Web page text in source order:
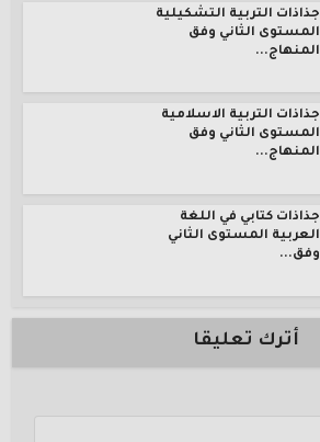
جذاذات التربية التشكيلية
المستوى الثاني وفق
المنهاج...
جذاذات التربية الاسلامية
المستوى الثاني وفق
المنهاج...
جذاذات كتابي في اللغة
العربية المستوى الثاني
وفق...
أترك تعليقا